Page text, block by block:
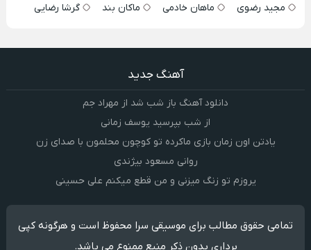
مجید رضوی
ماهان خادمی ماکان بند گرشا رضایی
آهنگ جدید
دانلود آهنگ باز شب شد از مهراد جم
از شب بپرسید یوسف زمانی
یادتن اون زمان بازی ماکرده تو کوچون محلمون با صدای زن
روانی مسعود بیژندی
یروزم تو زنگ میزنی و من قطع میکنم علی حسینی
تمامی حقوق مطالب برای موسیقی سرا محفوظ است و هرگونه کپی
برداری بدون ذکر منبع ممنوع می باشد.